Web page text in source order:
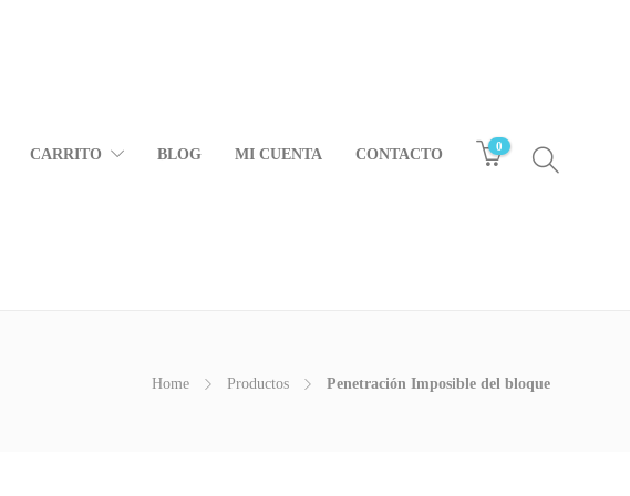
CARRITO BLOG MI CUENTA CONTACTO 0
Home Productos Penetración Imposible del bloque